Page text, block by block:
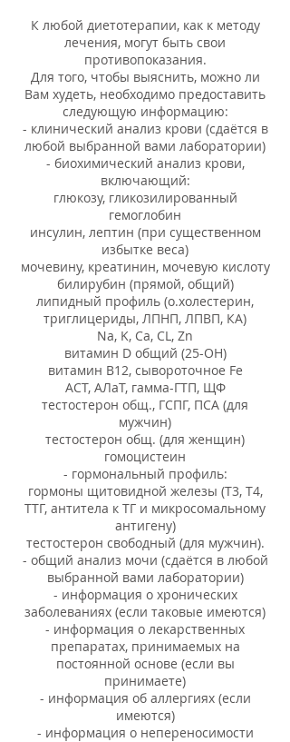
К любой диетотерапии, как к методу
лечения, могут быть свои
противопоказания.
Для того, чтобы выяснить, можно ли
Вам худеть, необходимо предоставить
следующую информацию:
- клинический анализ крови (сдаётся в
любой выбранной вами лаборатории)
- биохимический анализ крови,
включающий:
глюкозу, гликозилированный
гемоглобин
инсулин, лептин (при существенном
избытке веса)
мочевину, креатинин, мочевую кислоту
билирубин (прямой, общий)
липидный профиль (о.холестерин,
триглицериды, ЛПНП, ЛПВП, КА)
Na, K, Ca, СL, Zn
витамин D общий (25-ОН)
витамин В12, сывороточное Fe
АСТ, АЛаТ, гамма-ГТП, ЩФ
тестостерон общ., ГСПГ, ПСА (для
мужчин)
тестостерон общ. (для женщин)
гомоцистеин
- гормональный профиль:
гормоны щитовидной железы (Т3, Т4,
ТТГ, антитела к ТГ и микросомальному
антигену)
тестостерон свободный (для мужчин).
- общий анализ мочи (сдаётся в любой
выбранной вами лаборатории)
- информация о хронических
заболеваниях (если таковые имеются)
- информация о лекарственных
препаратах, принимаемых на
постоянной основе (если вы
принимаете)
- информация об аллергиях (если
имеются)
- информация о непереносимости